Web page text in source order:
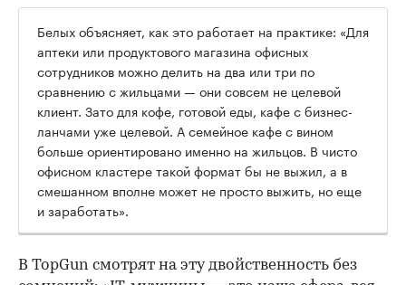
Белых объясняет, как это работает на практике: «Для
аптеки или продуктового магазина офисных
сотрудников можно делить на два или три по
сравнению с жильцами — они совсем не целевой
клиент. Зато для кофе, готовой еды, кафе с бизнес-
ланчами уже целевой. А семейное кафе с вином
больше ориентировано именно на жильцов. В чисто
офисном кластере такой формат бы не выжил, а в
смешанном вполне может не просто выжить, но еще
и заработать».
В TopGun смотрят на эту двойственность без